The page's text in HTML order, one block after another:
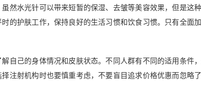
然水光针可以带来短暂的保湿、去皱等美容效果，但是这
的护肤工作，保持良好的生活习惯和饮食习惯。只有全面
自己的身体情况和皮肤状态。不同人群有不同的适用条件
注射机构时也要慎重考虑，不要盲目追求价格优惠而忽略